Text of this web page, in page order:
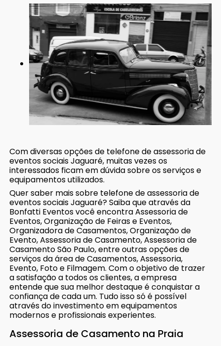
Com diversas opções de telefone de assessoria de
eventos sociais Jaguaré, muitas vezes os
interessados ficam em dúvida sobre os serviços e
equipamentos utilizados.
Quer saber mais sobre telefone de assessoria de
eventos sociais Jaguaré? Saiba que através da
Bonfatti Eventos você encontra Assessoria de
Eventos, Organização de Feiras e Eventos,
Organizadora de Casamentos, Organização de
Evento, Assessoria de Casamento, Assessoria de
Casamento São Paulo, entre outras opções de
serviços da área de Casamentos, Assessoria,
Evento, Foto e Filmagem. Com o objetivo de trazer
a satisfação a todos os clientes, a empresa
entende que sua melhor destaque é conquistar a
confiança de cada um. Tudo isso só é possível
através do investimento em equipamentos
modernos e profissionais experientes.
Assessoria de Casamento na Praia